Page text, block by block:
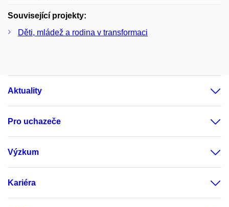
Související projekty:
Děti, mládež a rodina v transformaci
Aktuality
Pro uchazeče
Výzkum
Kariéra